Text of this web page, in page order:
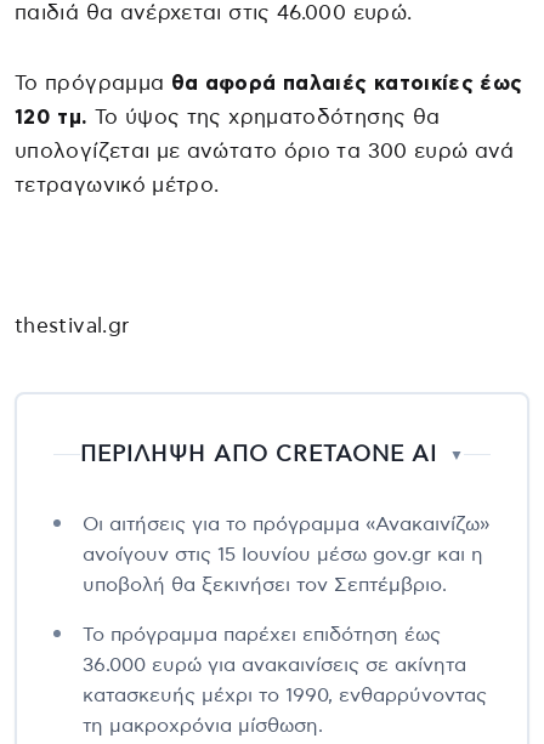
παιδιά θα ανέρχεται στις 46.000 ευρώ.
Το πρόγραμμα θα αφορά παλαιές κατοικίες έως
120 τμ. Το ύψος της χρηματοδότησης θα
υπολογίζεται με ανώτατο όριο τα 300 ευρώ ανά
τετραγωνικό μέτρο.
thestival.gr
ΠΕΡΙΛΗΨΗ ΑΠΟ CRETAONE AI ▼
Οι αιτήσεις για το πρόγραμμα «Ανακαινίζω»
ανοίγουν στις 15 Ιουνίου μέσω gov.gr και η
υποβολή θα ξεκινήσει τον Σεπτέμβριο.
Το πρόγραμμα παρέχει επιδότηση έως
36.000 ευρώ για ανακαινίσεις σε ακίνητα
κατασκευής μέχρι το 1990, ενθαρρύνοντας
τη μακροχρόνια μίσθωση.